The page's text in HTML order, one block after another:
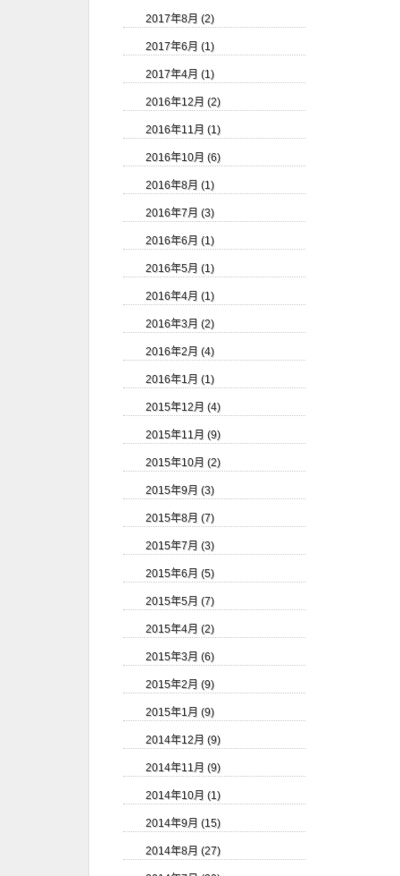
2017年8月 (2)
2017年6月 (1)
2017年4月 (1)
2016年12月 (2)
2016年11月 (1)
2016年10月 (6)
2016年8月 (1)
2016年7月 (3)
2016年6月 (1)
2016年5月 (1)
2016年4月 (1)
2016年3月 (2)
2016年2月 (4)
2016年1月 (1)
2015年12月 (4)
2015年11月 (9)
2015年10月 (2)
2015年9月 (3)
2015年8月 (7)
2015年7月 (3)
2015年6月 (5)
2015年5月 (7)
2015年4月 (2)
2015年3月 (6)
2015年2月 (9)
2015年1月 (9)
2014年12月 (9)
2014年11月 (9)
2014年10月 (1)
2014年9月 (15)
2014年8月 (27)